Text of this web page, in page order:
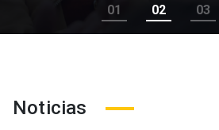
01 02 03
Noticias